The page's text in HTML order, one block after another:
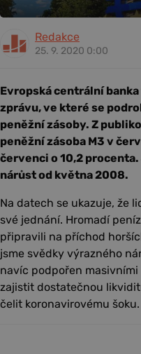
Redakce
25. 9. 2020 0:00
Evropská centrální
zprávu, ve které se
peněžní zásoby. Z
peněžní zásoba M3 v
červenci o 10,2
nárůst od května 2008.
Na datech se ukazuje, že
své jednání. Hromadí
připravili na příchod
jsme svědky výrazného
navíc podpořen
zajistit dostatečnou
čelit koronavirovému šoku.